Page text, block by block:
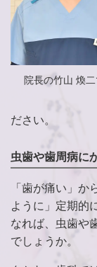
院長の竹山 煥
ださい。
虫歯や歯周病に
「歯が痛い」
ように」定期的
なれば、虫歯や
でしょうか。